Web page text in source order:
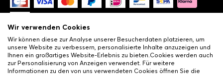
Wir verwenden Cookies
Wir können diese zur Analyse unserer Besucherdaten platzieren, um
unsere Website zu verbessern, personalisierte Inhalte anzuzeigen und
Ihnen ein großartiges Website-Erlebnis zu bieten.Cookies werden auch
zur Personalisierung von Anzeigen verwendet. Für weitere
Informationen zu den von uns verwendeten Cookies öffnen Sie die